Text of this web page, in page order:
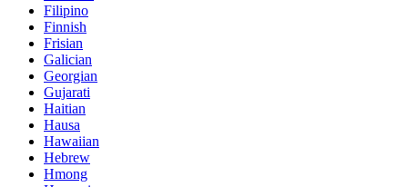
Filipino
Finnish
Frisian
Galician
Georgian
Gujarati
Haitian
Hausa
Hawaiian
Hebrew
Hmong